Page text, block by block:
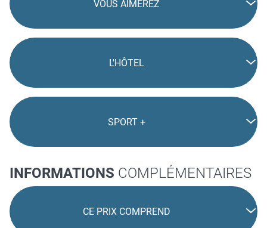
VOUS AIMEREZ
L'HÔTEL
SPORT +
INFORMATIONS COMPLÉMENTAIRES
CE PRIX COMPREND